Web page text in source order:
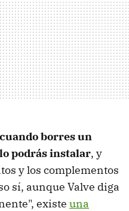
cuando borres un
podrás instalar, y
y los complementos
sí, aunque Valve diga
existe una